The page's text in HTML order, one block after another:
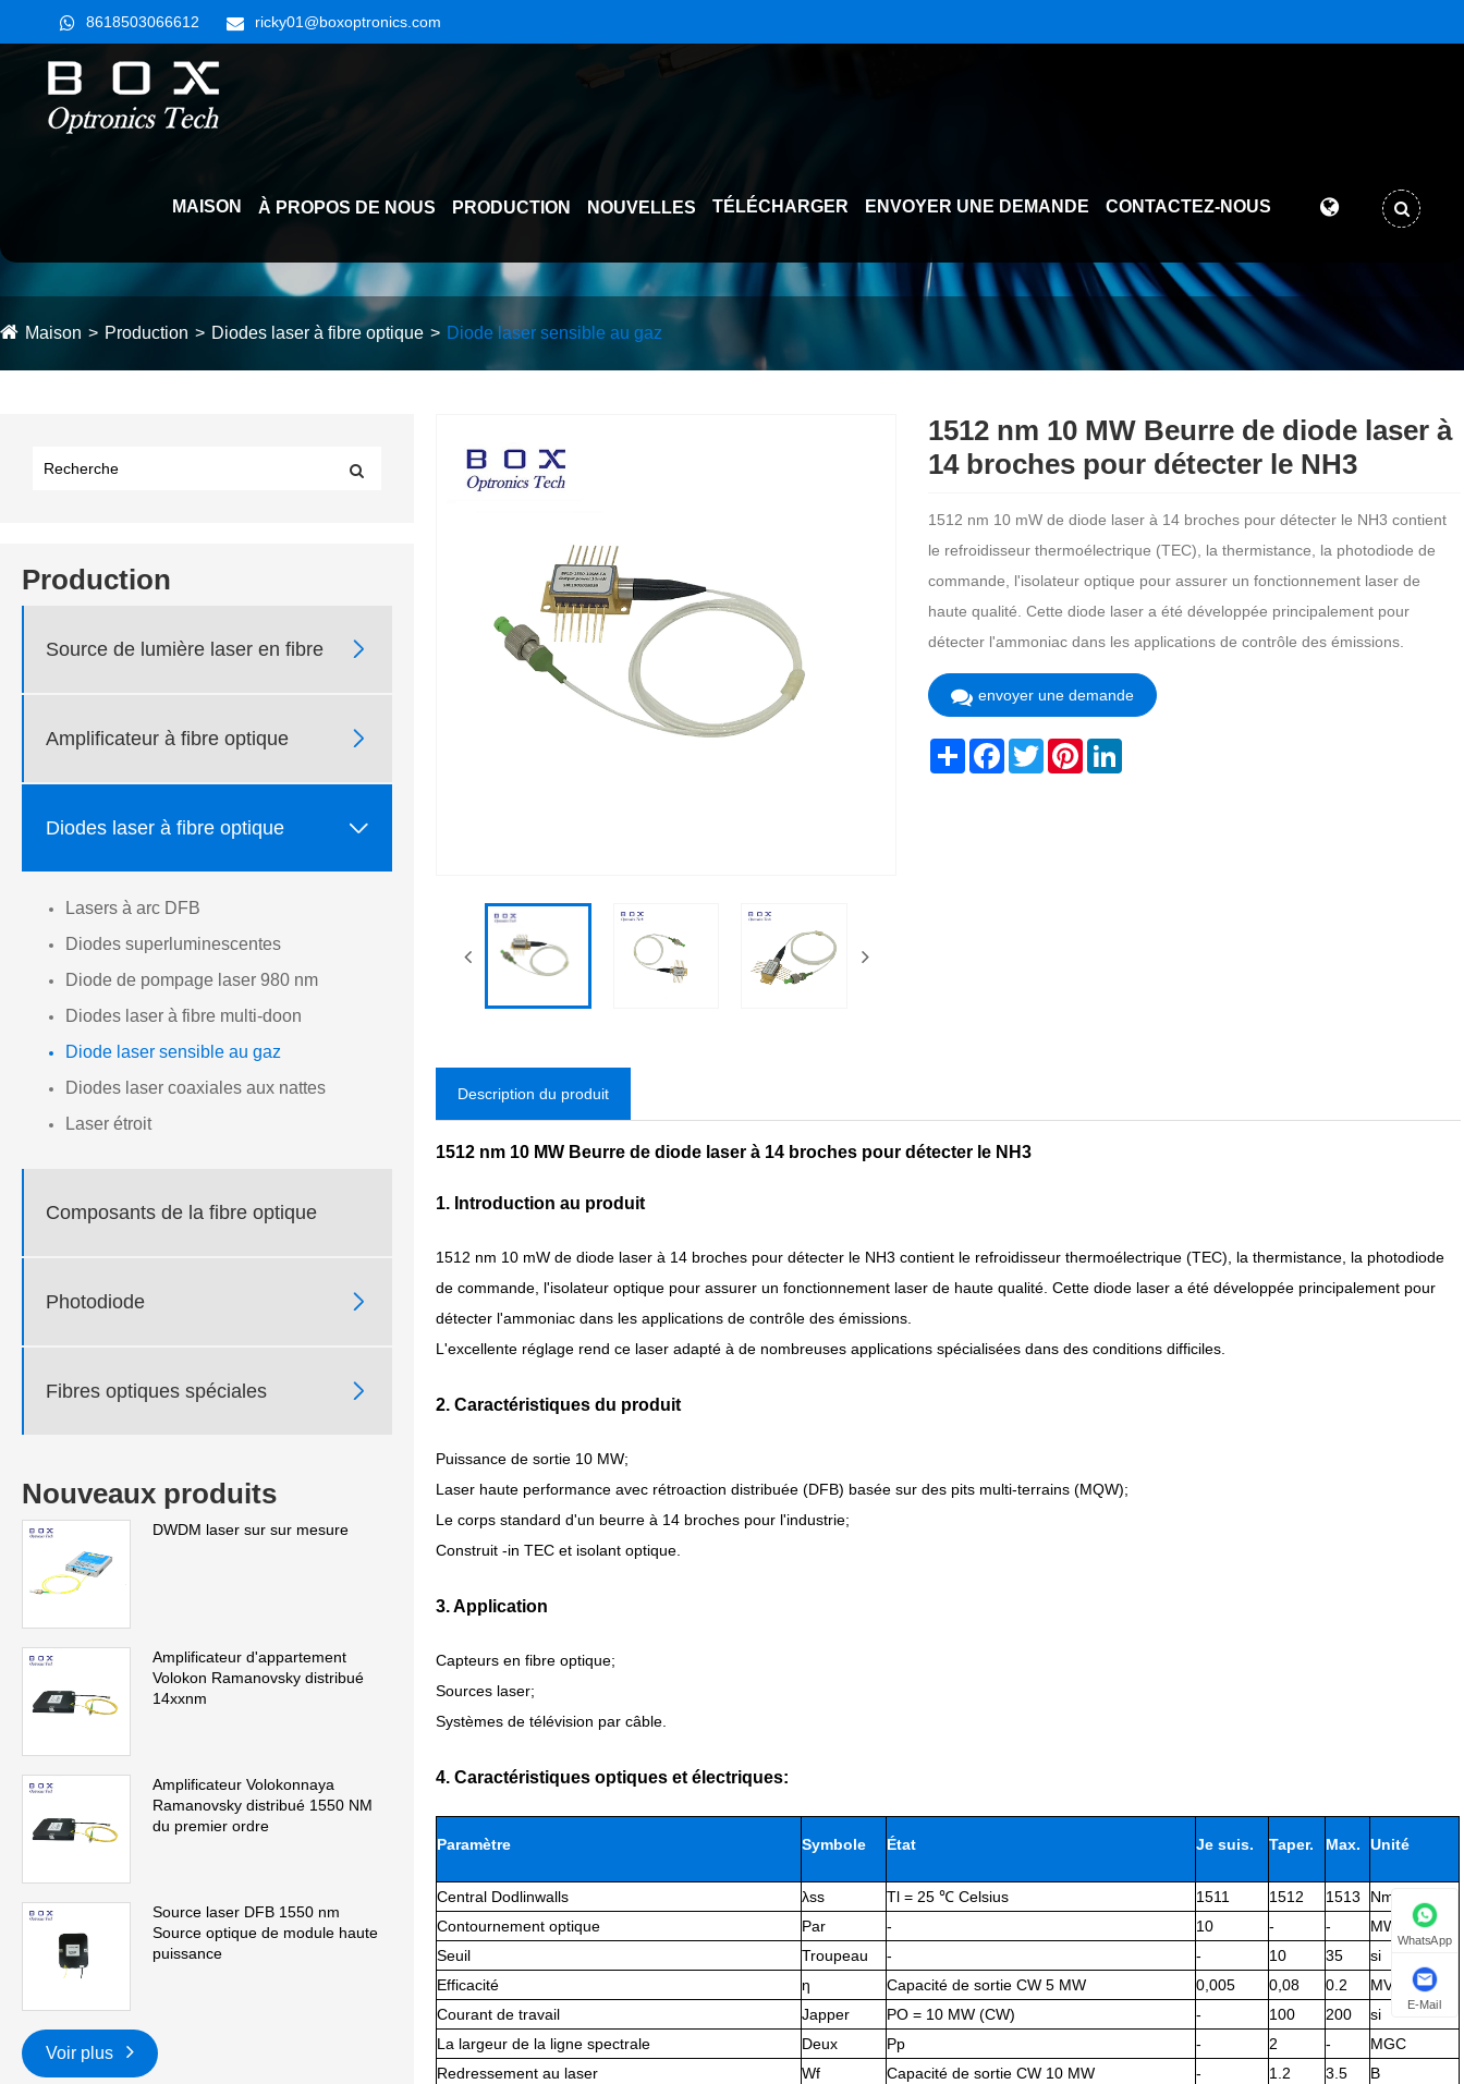
8618503066612 ricky01@boxoptronics.com
MAISON À PROPOS DE NOUS PRODUCTION NOUVELLES TÉLÉCHARGER ENVOYER UNE DEMANDE CONTACTEZ-NOUS
Maison Production Diodes laser à fibre optique Diode laser sensible au gaz
Production
Source de lumière laser en fibre 
Amplificateur à fibre optique 
Diodes laser à fibre optique 
Lasers à arc DFB
Diodes superluminescentes
Diode de pompage laser 980 nm
Diodes laser à fibre multi-doon
Diode laser sensible au gaz
Diodes laser coaxiales aux nattes
Laser étroit
Composants de la fibre optique
Photodiode 
Fibres optiques spéciales 
Nouveaux produits
DWDM laser sur sur mesure
Amplificateur d'appartement
Volokon Ramanovsky distribué
14xxnm
Amplificateur Volokonnaya
Ramanovsky distribué 1550 NM
du premier ordre
Source laser DFB 1550 nm
Source optique de module haute
puissance
Voir plus
1512 nm 10 MW Beurre de diode laser à
14 broches pour détecter le NH3
1512 nm 10 mW de diode laser à 14 broches pour détecter le NH3 contient
le refroidisseur thermoélectrique (TEC), la thermistance, la photodiode de
commande, l'isolateur optique pour assurer un fonctionnement laser de
haute qualité. Cette diode laser a été développée principalement pour
détecter l'ammoniac dans les applications de contrôle des émissions.
envoyer une demande
ShareFacebook
TwitterPinterestLinkedIn
Description du produit
1512 nm 10 MW Beurre de diode laser à 14 broches pour détecter le NH3
1. Introduction au produit
1512 nm 10 mW de diode laser à 14 broches pour détecter le NH3 contient le refroidisseur thermoélectrique (TEC), la thermistance, la photodiode
de commande, l'isolateur optique pour assurer un fonctionnement laser de haute qualité. Cette diode laser a été développée principalement pour
détecter l'ammoniac dans les applications de contrôle des émissions.
L'excellente réglage rend ce laser adapté à de nombreuses applications spécialisées dans des conditions difficiles.
2. Caractéristiques du produit
Puissance de sortie 10 MW;
Laser haute performance avec rétroaction distribuée (DFB) basée sur des pits multi-terrains (MQW);
Le corps standard d'un beurre à 14 broches pour l'industrie;
Construit -in TEC et isolant optique.
3. Application
Capteurs en fibre optique;
Sources laser;
Systèmes de télévision par câble.
4. Caractéristiques optiques et électriques:
Paramètre Symbole État Je suis. Taper. Max. Unité
Central Dodlinwalls λss Tl = 25 ℃ Celsius 1511 1512 1513
Nm
Contournement optique
Par - 10 - -
MW
Seuil
Troupeau - - 10 35
si
Efficacité
ƞ Capacité de sortie CW 5 MW 0,005 0,08 0.2
MVT / MA
Courant de travail
Japper PO = 10 MW (CW) - 100 200
si
La largeur de la ligne spectrale
Deux Pp - 2 -
MGC
Redressement au laser
Wf Capacité de sortie CW 10 MW - 1.2 3.5
В
WhatsApp
E-Mail